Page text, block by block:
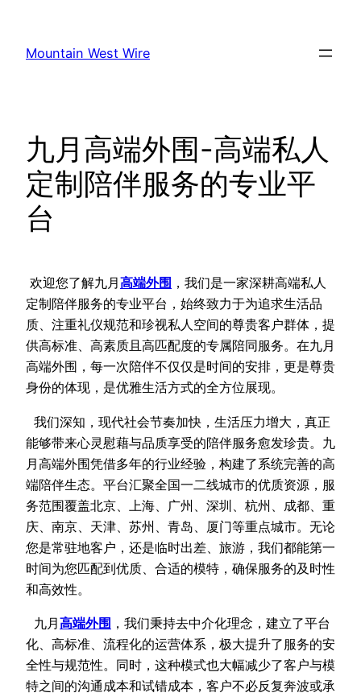
content
Mountain West Wire
九月高端外围-高端私人
定制陪伴服务的专业平
台
欢迎您了解九月高端外围 ，我们是一家深耕高端私人
定制陪伴服务的专业平台，始终致力于为追求生活品
质、注重礼仪规范和珍视私人空间的尊贵客户群体，提
供高标准、高素质且高匹配度的专属陪同服务。在九月
高端外围，每一次陪伴不仅仅是时间的安排，更是尊贵
身份的体现，是优雅生活方式的全方位展现。
我们深知，现代社会节奏加快，生活压力增大，真正
能够带来心灵慰藉与品质享受的陪伴服务愈发珍贵。九
月高端外围凭借多年的行业经验，构建了系统完善的高
端陪伴生态。平台汇聚全国一二线城市的优质资源，服
务范围覆盖北京、上海、广州、深圳、杭州、成都、重
庆、南京、天津、苏州、青岛、厦门等重点城市。无论
您是常驻地客户，还是临时出差、旅游，我们都能第一
时间为您匹配到优质、合适的模特，确保服务的及时性
和高效性。
九月高端外围 ，我们秉持去中介化理念，建立了平台
化、高标准、流程化的运营体系，极大提升了服务的安
全性与规范性。同时，这种模式也大幅减少了客户与模
特之间的沟通成本和试错成本，客户不必反复奔波或承